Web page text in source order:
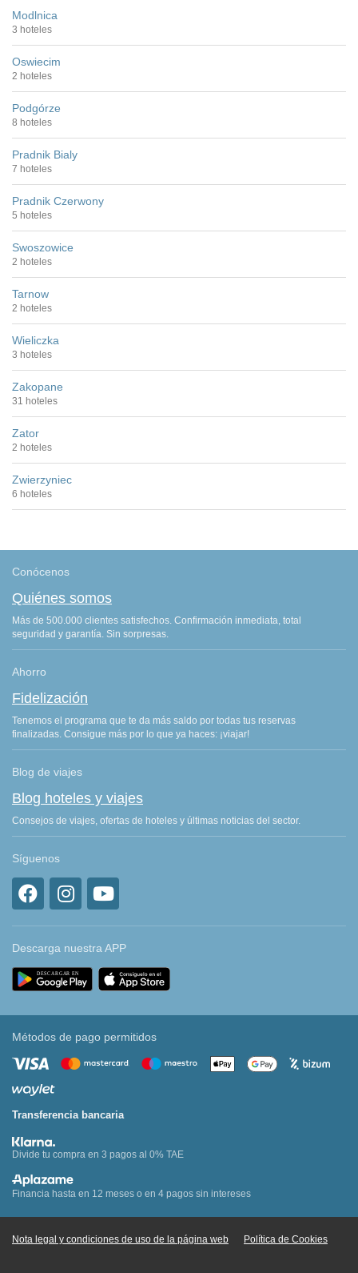
Modlnica
3 hoteles
Oswiecim
2 hoteles
Podgórze
8 hoteles
Pradnik Bialy
7 hoteles
Pradnik Czerwony
5 hoteles
Swoszowice
2 hoteles
Tarnow
2 hoteles
Wieliczka
3 hoteles
Zakopane
31 hoteles
Zator
2 hoteles
Zwierzyniec
6 hoteles
Conócenos
Quiénes somos
Más de 500.000 clientes satisfechos. Confirmación inmediata, total
seguridad y garantía. Sin sorpresas.
Ahorro
Fidelización
Tenemos el programa que te da más saldo por todas tus reservas
finalizadas. Consigue más por lo que ya haces: ¡viajar!
Blog de viajes
Blog hoteles y viajes
Consejos de viajes, ofertas de hoteles y últimas noticias del sector.
Síguenos
Descarga nuestra APP
Métodos de pago permitidos
Transferencia bancaria
Divide tu compra en 3 pagos al 0% TAE
Financia hasta en 12 meses o en 4 pagos sin intereses
Nota legal y condiciones de uso de la página web Política de Cookies